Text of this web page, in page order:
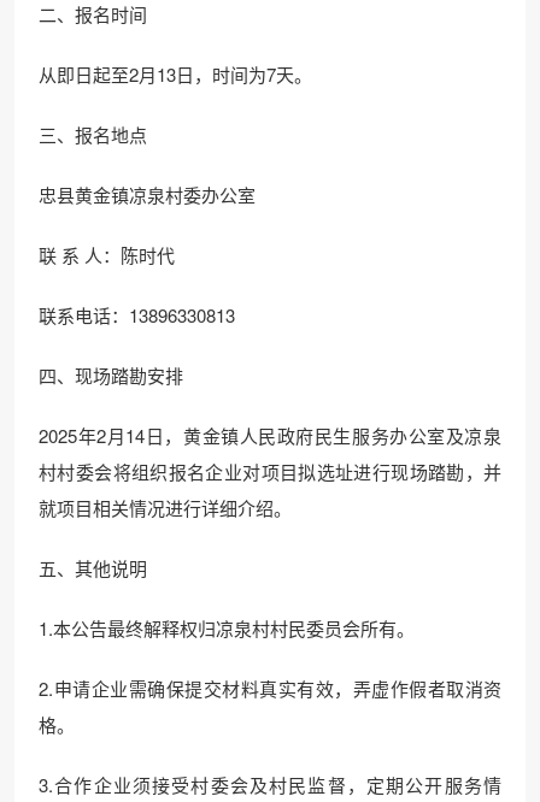
二、报名时间
从即日起至2月13日，时间为7天。
三、报名地点
忠县黄金镇凉泉村委办公室
联 系 人：陈时代
联系电话：13896330813
四、现场踏勘安排
2025年2月14日，黄金镇人民政府民生服务办公室及凉泉
村村委会将组织报名企业对项目拟选址进行现场踏勘，并
就项目相关情况进行详细介绍。
五、其他说明
1.本公告最终解释权归凉泉村村民委员会所有。
2.申请企业需确保提交材料真实有效，弄虚作假者取消资
格。
3.合作企业须接受村委会及村民监督，定期公开服务情